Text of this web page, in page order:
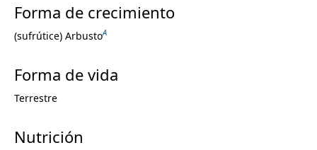
Forma de crecimiento
(sufrútice) ArbustoA
Forma de vida
Terrestre
Nutrición
Pteridofitas
Acanthaceae
Achatocarpaceae